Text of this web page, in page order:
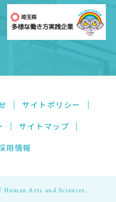
サイトポリシー
サイトマップ
用情報
Arts and Sciences.